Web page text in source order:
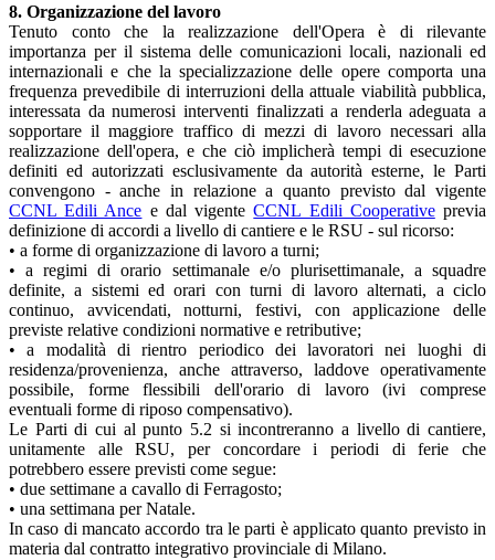
8. Organizzazione del lavoro
Tenuto conto che la realizzazione dell'Opera è di rilevante
importanza per il sistema delle comunicazioni locali, nazionali ed
internazionali e che la specializzazione delle opere comporta una
frequenza prevedibile di interruzioni della attuale viabilità pubblica,
interessata da numerosi interventi finalizzati a renderla adeguata a
sopportare il maggiore traffico di mezzi di lavoro necessari alla
realizzazione dell'opera, e che ciò implicherà tempi di esecuzione
definiti ed autorizzati esclusivamente da autorità esterne, le Parti
convengono - anche in relazione a quanto previsto dal vigente
CCNL Edili Ance e dal vigenteCCNL Edili Cooperativeprevia
definizione di accordi a livello di cantiere e le RSU - sul ricorso:
• a forme di organizzazione di lavoro a turni;
• a regimi di orario settimanale e/o plurisettimanale, a squadre
definite, a sistemi ed orari con turni di lavoro alternati, a ciclo
continuo, avvicendati, notturni, festivi, con applicazione delle
previste relative condizioni normative e retributive;
• a modalità di rientro periodico dei lavoratori nei luoghi di
residenza/provenienza, anche attraverso, laddove operativamente
possibile, forme flessibili dell'orario di lavoro (ivi comprese
eventuali forme di riposo compensativo).
Le Parti di cui al punto 5.2 si incontreranno a livello di cantiere,
unitamente alle RSU, per concordare i periodi di ferie che
potrebbero essere previsti come segue:
• due settimane a cavallo di Ferragosto;
• una settimana per Natale.
In caso di mancato accordo tra le parti è applicato quanto previsto in
materia dal contratto integrativo provinciale di Milano.